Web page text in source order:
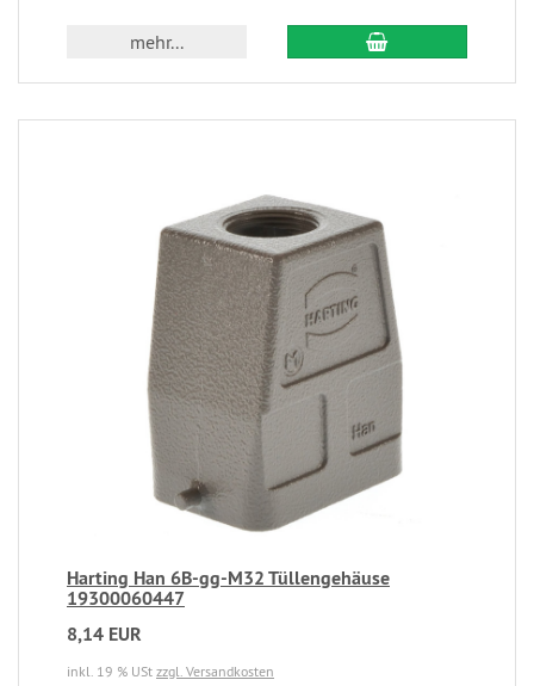
mehr...
Harting Han 6B-gg-M32 Tüllengehäuse
19300060447
8,14 EUR
inkl. 19 % USt zzgl. Versandkosten